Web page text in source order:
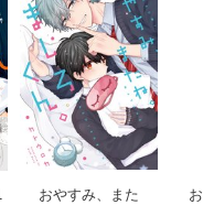
おやすみ、また